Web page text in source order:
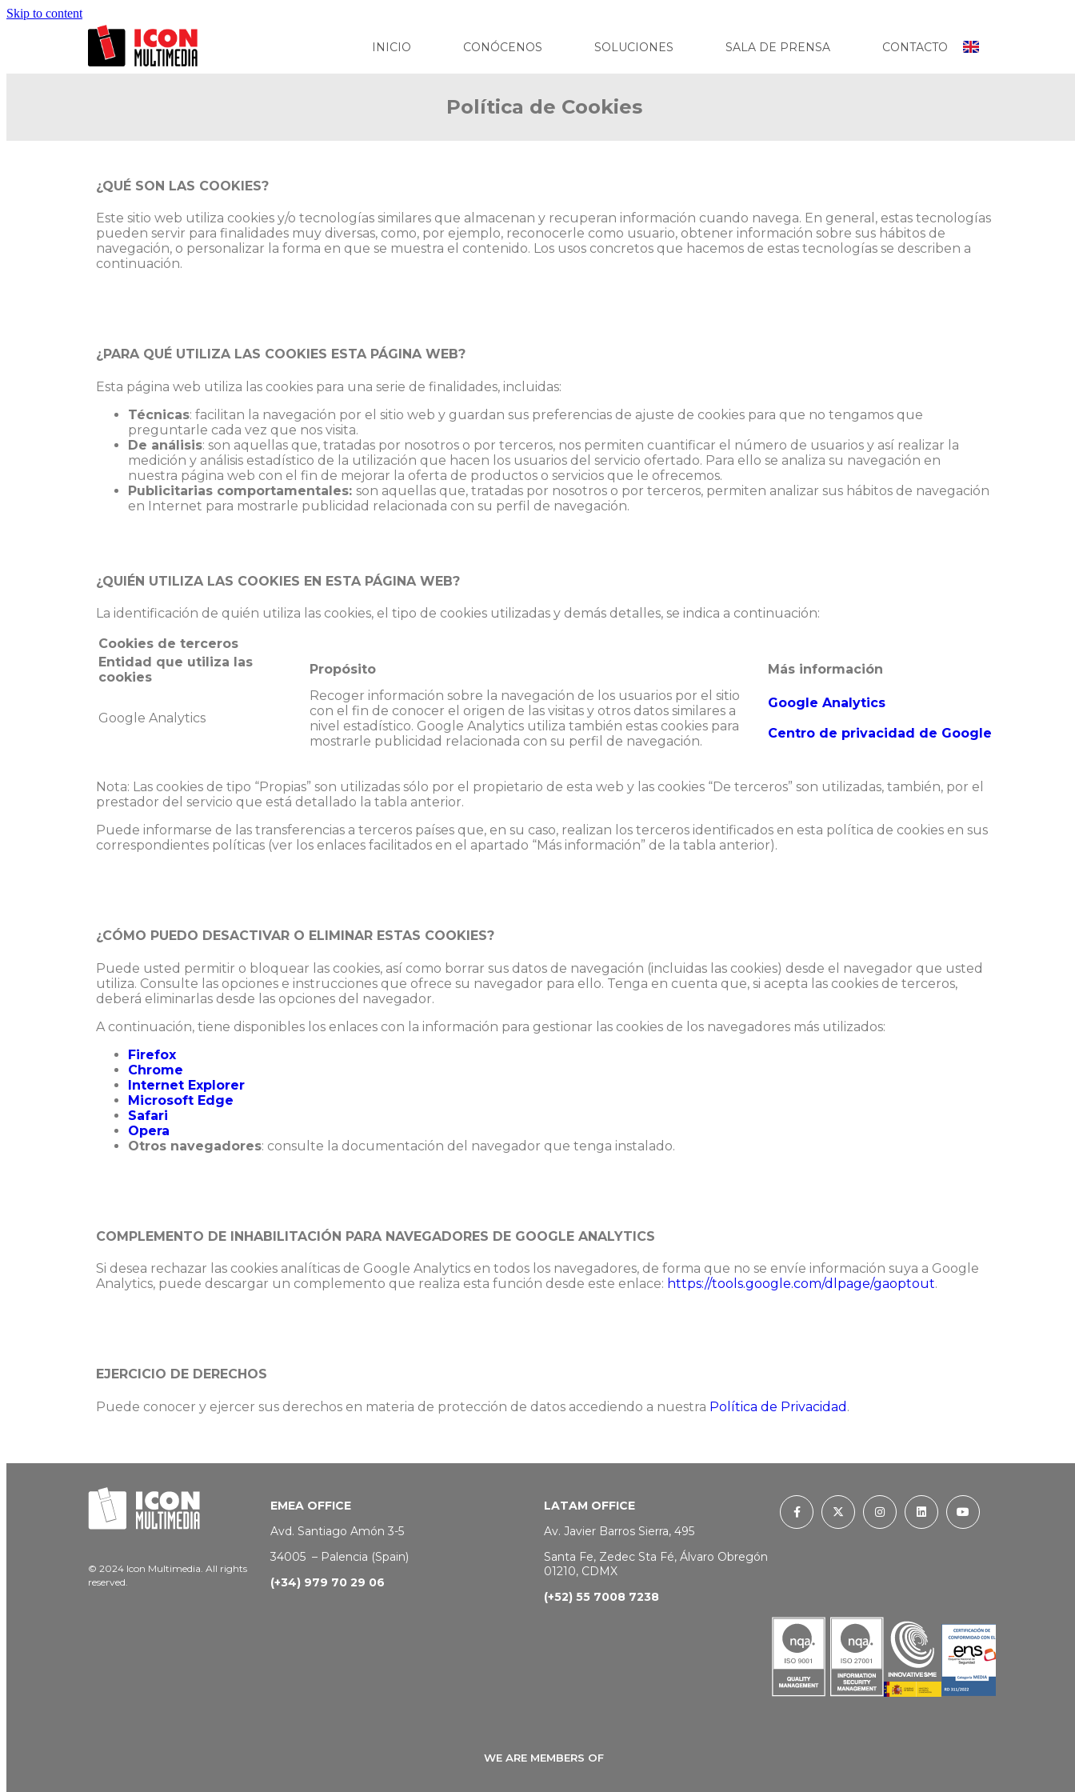
Skip to content
INICIO CONÓCENOS SOLUCIONES SALA DE PRENSA CONTACTO
Política de Cookies
¿QUÉ SON LAS COOKIES?
Este sitio web utiliza cookies y/o tecnologías similares que almacenan y recuperan información cuando navega. En general, estas tecnologías
pueden servir para finalidades muy diversas, como, por ejemplo, reconocerle como usuario, obtener información sobre sus hábitos de
navegación, o personalizar la forma en que se muestra el contenido. Los usos concretos que hacemos de estas tecnologías se describen a
continuación.
¿PARA QUÉ UTILIZA LAS COOKIES ESTA PÁGINA WEB?
Esta página web utiliza las cookies para una serie de finalidades, incluidas:
Técnicas: facilitan la navegación por el sitio web y guardan sus preferencias de ajuste de cookies para que no tengamos que
preguntarle cada vez que nos visita.
De análisis: son aquellas que, tratadas por nosotros o por terceros, nos permiten cuantificar el número de usuarios y así realizar la
medición y análisis estadístico de la utilización que hacen los usuarios del servicio ofertado. Para ello se analiza su navegación en
nuestra página web con el fin de mejorar la oferta de productos o servicios que le ofrecemos.
Publicitarias comportamentales: son aquellas que, tratadas por nosotros o por terceros, permiten analizar sus hábitos de navegación
en Internet para mostrarle publicidad relacionada con su perfil de navegación.
¿QUIÉN UTILIZA LAS COOKIES EN ESTA PÁGINA WEB?
La identificación de quién utiliza las cookies, el tipo de cookies utilizadas y demás detalles, se indica a continuación:
Cookies de terceros
Entidad que utiliza las
cookies
Propósito Más información
Google Analytics
Recoger información sobre la navegación de los usuarios por el sitio
con el fin de conocer el origen de las visitas y otros datos similares a
nivel estadístico. Google Analytics utiliza también estas cookies para
mostrarle publicidad relacionada con su perfil de navegación.
Google Analytics
Centro de privacidad de Google
Nota: Las cookies de tipo “Propias” son utilizadas sólo por el propietario de esta web y las cookies “De terceros” son utilizadas, también, por el
prestador del servicio que está detallado la tabla anterior.
Puede informarse de las transferencias a terceros países que, en su caso, realizan los terceros identificados en esta política de cookies en sus
correspondientes políticas (ver los enlaces facilitados en el apartado “Más información” de la tabla anterior).
¿CÓMO PUEDO DESACTIVAR O ELIMINAR ESTAS COOKIES?
Puede usted permitir o bloquear las cookies, así como borrar sus datos de navegación (incluidas las cookies) desde el navegador que usted
utiliza. Consulte las opciones e instrucciones que ofrece su navegador para ello. Tenga en cuenta que, si acepta las cookies de terceros,
deberá eliminarlas desde las opciones del navegador.
A continuación, tiene disponibles los enlaces con la información para gestionar las cookies de los navegadores más utilizados:
Firefox
Chrome
Internet Explorer
Microsoft Edge
Safari
Opera
Otros navegadores: consulte la documentación del navegador que tenga instalado.
COMPLEMENTO DE INHABILITACIÓN PARA NAVEGADORES DE GOOGLE ANALYTICS
Si desea rechazar las cookies analíticas de Google Analytics en todos los navegadores, de forma que no se envíe información suya a Google
Analytics, puede descargar un complemento que realiza esta función desde este enlace: https://tools.google.com/dlpage/gaoptout.
EJERCICIO DE DERECHOS
Puede conocer y ejercer sus derechos en materia de protección de datos accediendo a nuestra Política de Privacidad .
© 2024 Icon Multimedia. All rights
reserved.
EMEA OFFICE
Avd. Santiago Amón 3-5
34005 – Palencia (Spain)
(+34) 979 70 29 06
LATAM OFFICE
Av. Javier Barros Sierra, 495
Santa Fe, Zedec Sta Fé, Álvaro Obregón
01210, CDMX
(+52) 55 7008 7238
WE ARE MEMBERS OF